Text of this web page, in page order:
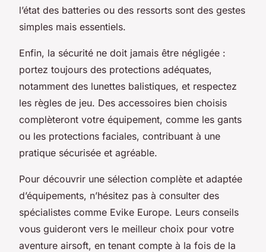
l’état des batteries ou des ressorts sont des gestes
simples mais essentiels.
Enfin, la sécurité ne doit jamais être négligée :
portez toujours des protections adéquates,
notamment des lunettes balistiques, et respectez
les règles de jeu. Des accessoires bien choisis
complèteront votre équipement, comme les gants
ou les protections faciales, contribuant à une
pratique sécurisée et agréable.
Pour découvrir une sélection complète et adaptée
d’équipements, n’hésitez pas à consulter des
spécialistes comme Evike Europe. Leurs conseils
vous guideront vers le meilleur choix pour votre
aventure airsoft, en tenant compte à la fois de la